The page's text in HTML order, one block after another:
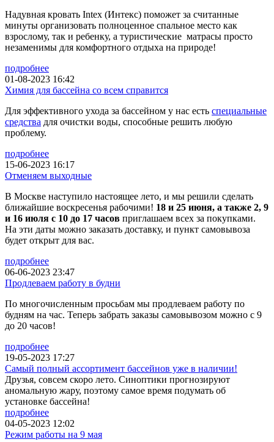
Надувная кровать Intex (Интекс) поможет за считанные
минуты организовать полноценное спальное место как
взрослому, так и ребенку, а туристические матрасы просто
незаменимы для комфортного отдыха на природе!
подробнее
01-08-2023 16:42
Химия для бассейна со всем справится
Для эффективного ухода за бассейном у нас есть специальные
средства для очистки воды, способные решить любую
проблему.
подробнее
15-06-2023 16:17
Отменяем выходные
В Москве наступило настоящее лето, и мы решили сделать
ближайшие воскресенья рабочими! 18 и 25 июня, а также 2, 9
и 16 июля с 10 до 17 часов приглашаем всех за покупками.
На эти даты можно заказать доставку, и пункт самовывоза
будет открыт для вас.
подробнее
06-06-2023 23:47
Продлеваем работу в будни
По многочисленным просьбам мы продлеваем работу по
будням на час. Теперь забрать заказы самовывозом можно с 9
до 20 часов!
подробнее
19-05-2023 17:27
Самый полный ассортимент бассейнов уже в наличии!
Друзья, совсем скоро лето. Синоптики прогнозируют
аномальную жару, поэтому самое время подумать об
установке бассейна!
подробнее
04-05-2023 12:02
Режим работы на 9 мая